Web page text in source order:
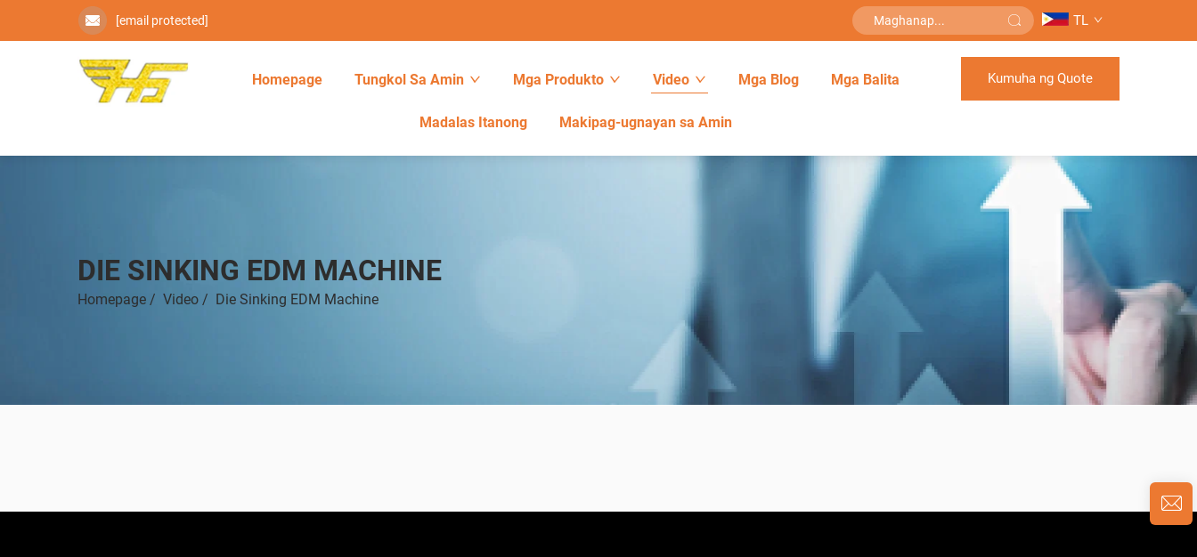
[email protected] TL
Homepage Tungkol Sa Amin Mga Produkto Video Mga Blog Mga Balita
Madalas Itanong Makipag-ugnayan sa Amin
Kumuha ng Quote
DIE SINKING EDM MACHINE
Homepage / Video / Die Sinking EDM Machine